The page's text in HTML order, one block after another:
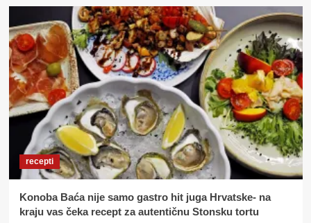
recepti
Konoba Baća nije samo gastro hit juga Hrvatske- na
kraju vas čeka recept za autentičnu Stonsku tortu